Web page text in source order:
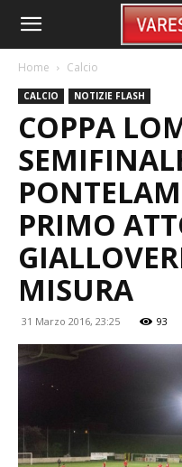
Home Calcio
CALCIO NOTIZIE FLASH
COPPA
PRIMO
MISURA
31 Marzo 2016, 23:25 93